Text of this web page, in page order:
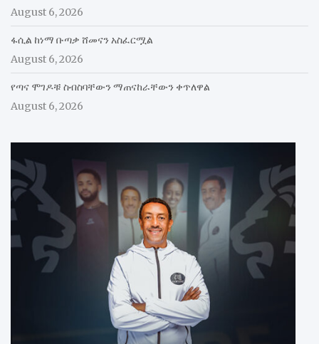
August 6, 2026
ፋሲል ከነማ ቡጣቃ ሸመናን አስፈርሟል
August 6, 2026
የጣና ሞገዶቹ ስብስባቸውን ማጠናከራቸውን ቀጥለዋል
August 6, 2026